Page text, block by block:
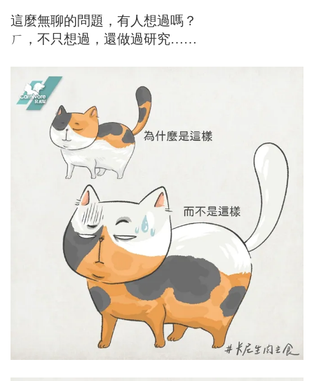
這麼無聊的問題，有人想過嗎？
ㄏ，不只想過，還做過研究……